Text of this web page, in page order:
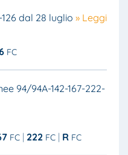
126 dal 28 luglio » Leggi
FC
94/94A-142-167-222-
FC 222 FC R FC